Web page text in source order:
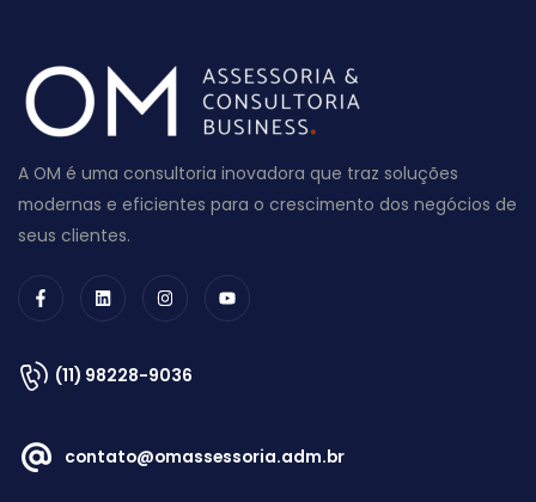
A OM é uma consultoria inovadora que traz soluções
modernas e eficientes para o crescimento dos negócios de
seus clientes.
(11) 98228-9036
contato@omassessoria.adm.br